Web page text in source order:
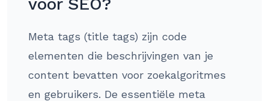
Meta tags (title tags) zijn code
elementen die beschrijvingen van je
content bevatten voor zoekalgoritmes
en gebruikers. De essentiële meta